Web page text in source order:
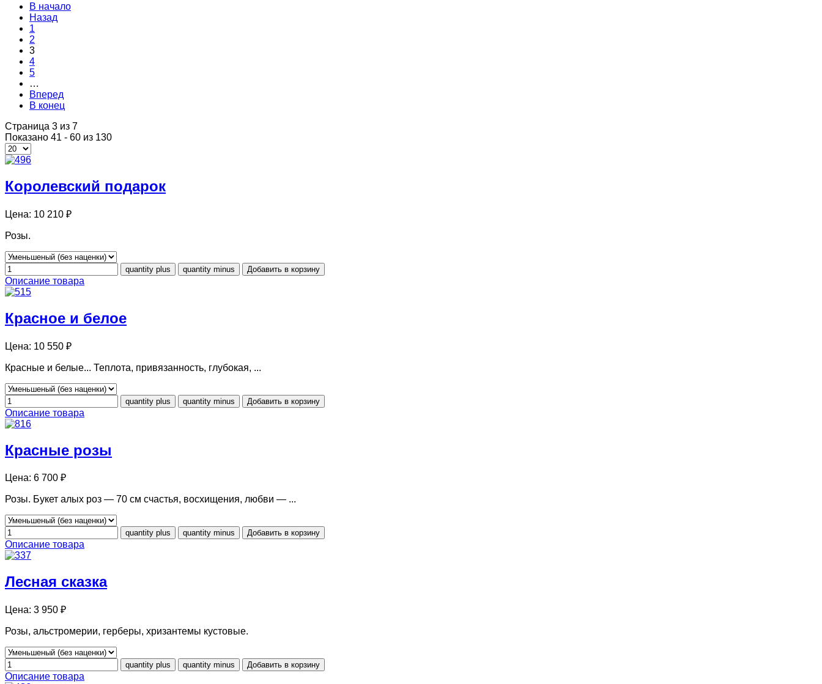
В начало
Назад
1
2
3
4
5
…
Вперед
В конец
Страница 3 из 7
Показано 41 - 60 из 130
Королевский подарок
Цена: 10 210 ₽
Розы.
Описание товара
Красное и белое
Цена: 10 550 ₽
Красные и белые... Теплота, привязанность, глубокая, ...
Описание товара
Красные розы
Цена: 6 700 ₽
Розы. Букет алых роз — 70 см счастья, восхищения, любви — ...
Описание товара
Лесная сказка
Цена: 3 950 ₽
Розы, альстромерии, герберы, хризантемы кустовые.
Описание товара